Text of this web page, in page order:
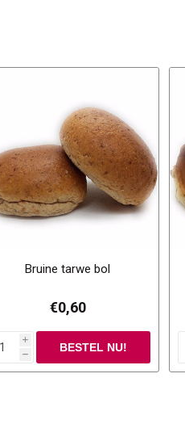
Bruine tarwe bol
€0,60
i
h